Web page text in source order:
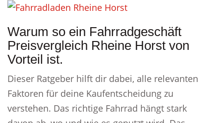
Warum so ein Fahrradgeschäft
Preisvergleich Rheine Horst von
Vorteil ist.
Dieser Ratgeber hilft dir dabei, alle relevanten
Faktoren für deine Kaufentscheidung zu
verstehen. Das richtige Fahrrad hängt stark